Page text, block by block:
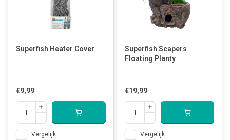
Superfish Heater Cover
€9,99
Vergelijk
Superfish Scapers
Floating Planty
€19,99
Vergelijk